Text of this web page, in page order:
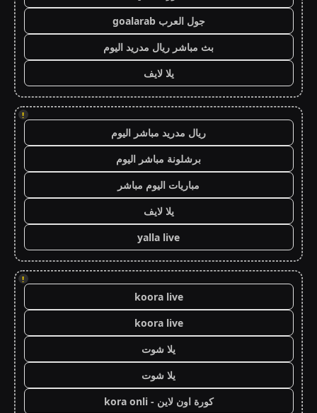
جول العرب goalarab
بث مباشر ريال مدريد اليوم
يلا لايف
!
ريال مدريد مباشر اليوم
برشلونة مباشر اليوم
مباريات اليوم مباشر
يلا لايف
yalla live
!
koora live
koora live
يلا شوت
يلا شوت
كورة اون لاين - kora onli